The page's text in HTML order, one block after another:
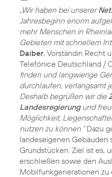
„Wir haben bei unserer
Jahresbeginn enorm
mehr Menschen in
Gebieten mit schnellem
Daiber, Vorständin Recht
Telefónice Deutschland /
finden und langwierige
durchlaufen, verlangsamt
Deshalb begrüßen wir die
Landesregierungund
Möglichkeit,
nutzen zu können.“Dazu
landeseigenen Gebäuden
Grundstücken. Ziel ist es,
erschließen sowie den
Mobilfunkgenerationen zu